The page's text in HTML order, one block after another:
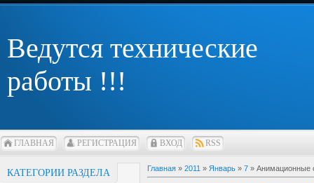
Ведутся технические
работы !!!
ГЛАВНАЯ РЕГИСТРАЦИЯ ВХОД RSS
КАТЕГОРИИ РАЗДЕЛА Главная » 2011 » Январь » 7 » Анимационные